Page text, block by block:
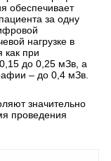
обеспечивает
за одну
нагрузке в
как при
до 0,25 мЗв, а
– до 0,4 мЗв.
значительно
проведения